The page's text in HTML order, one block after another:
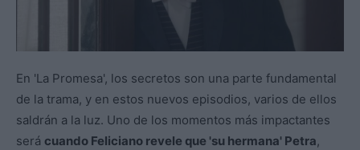
En 'La Promesa', los secretos son una parte fundamental
de la trama, y en estos nuevos episodios, varios de ellos
saldrán a la luz. Uno de los momentos más impactantes
será cuando Feliciano revele que 'su hermana' Petra,